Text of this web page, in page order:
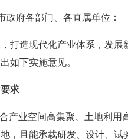
政府各部门、各直属单位：
造现代化产业体系，发展
如下实施意见。
求
业空间高集聚、土地利用
，且能承载研发、设计、